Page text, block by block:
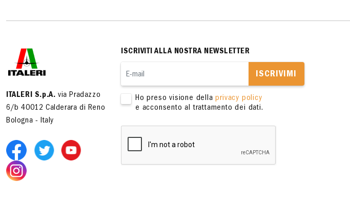
ITALERI S.p.A. via Pradazzo
6/b 40012 Calderara di Reno
Bologna - Italy
ISCRIVITI ALLA NOSTRA NEWSLETTER
ISCRIVIMI
Ho preso visione dellaprivacy policy
e acconsento al trattamento dei dati.